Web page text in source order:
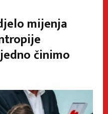
mijenja
činimo